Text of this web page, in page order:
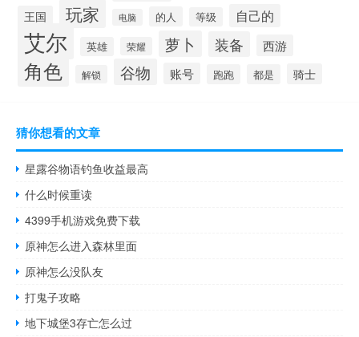
王国 玩家 电脑 的人 等级 自己的
艾尔 英雄 荣耀 萝卜 装备 西游
角色 解锁 谷物 账号 跑跑 都是 骑士
猜你想看的文章
星露谷物语钓鱼收益最高
什么时候重读
4399手机游戏免费下载
原神怎么进入森林里面
原神怎么没队友
打鬼子攻略
地下城堡3存亡怎么过